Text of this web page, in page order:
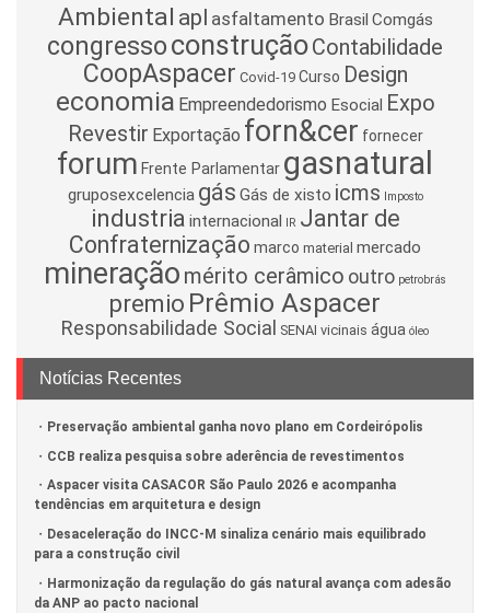
Ambiental apl asfaltamento Brasil Comgás
congressoconstruçãoContabilidade
CoopAspacer Covid-19 Curso Design
economia Empreendedorismo Esocial Expo
Revestir Exportação forn&cer fornecer
forum Frente Parlamentar gasnatural
gruposexcelencia gás Gás de xisto icms Imposto
industria internacional IR Jantar de
Confraternização marco material mercado
mineração mérito cerâmico outro petrobrás
premio Prêmio Aspacer
Responsabilidade Social SENAI vicinais água óleo
Notícias Recentes
Preservação ambiental ganha novo plano em Cordeirópolis
CCB realiza pesquisa sobre aderência de revestimentos
Aspacer visita CASACOR São Paulo 2026 e acompanha
tendências em arquitetura e design
Desaceleração do INCC-M sinaliza cenário mais equilibrado
para a construção civil
Harmonização da regulação do gás natural avança com adesão
da ANP ao pacto nacional